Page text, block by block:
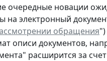
очередные новации
на электронный
обращения
описи документов,
расширится за